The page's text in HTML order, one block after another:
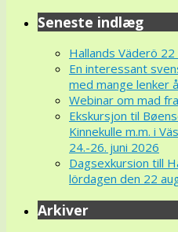
Seneste indlæg
Hallands Väderö
En interessant
med mange lenker
Webinar om mad
Ekskursjon til
Kinnekulle m.m. i
24.-26. juni 2026
Dagsexkursion till
lördagen den 22
Arkiver